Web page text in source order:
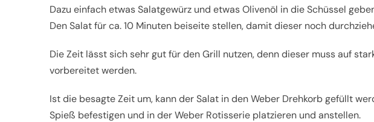
Dazu einfach etwas Salatgewürz und etwas Olivenöl in die Schüssel
Den Salat für ca. 10 Minuten beiseite stellen, damit dieser noch
Die Zeit lässt sich sehr gut für den Grill nutzen, denn dieser muss auf
vorbereitet werden.
Ist die besagte Zeit um, kann der Salat in den Weber Drehkorb gefüllt
Spieß befestigen und in der Weber Rotisserie platzieren und anstellen.